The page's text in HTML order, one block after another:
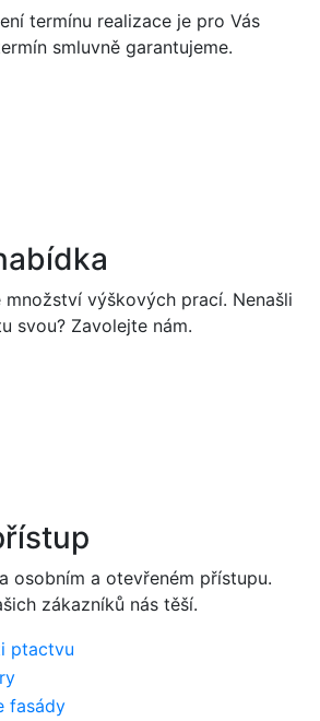
termínu realizace je pro Vás
smluvně garantujeme.
množství výškových prací. Nenašli
svou? Zavolejte nám.
osobním a otevřeném přístupu.
zákazníků nás těší.